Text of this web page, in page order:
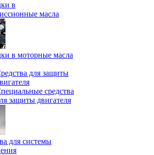
в
масла
в моторные масла
для защиты
средства
защиты двигателя
для системы